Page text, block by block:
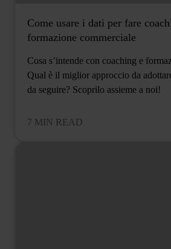
Come usare i dati per fare
formazione commerciale
Cosa s’intende con coaching e
Qual è il miglior approccio da
da seguire? Scoprilo assieme a noi!
7 MIN READ